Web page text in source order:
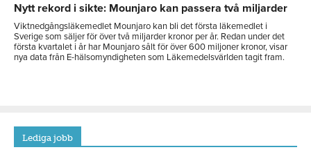
Nytt rekord i sikte: Mounjaro kan passera två miljarder
Viktnedgångsläkemedlet Mounjaro kan bli det första läkemedlet i
Sverige som säljer för över två miljarder kronor per år. Redan under det
första kvartalet i år har Mounjaro sålt för över 600 miljoner kronor, visar
nya data från E-hälsomyndigheten som Läkemedelsvärlden tagit fram.
Lediga jobb